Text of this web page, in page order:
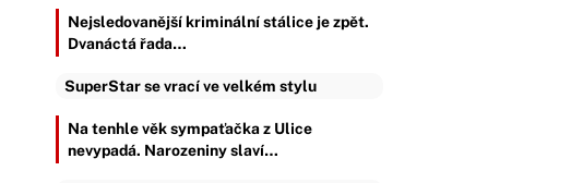
Nejsledovanější kriminální stálice je zpět.
Dvanáctá řada…
SuperStar se vrací ve velkém stylu
Na tenhle věk sympaťačka z Ulice
nevypadá. Narozeniny slaví…